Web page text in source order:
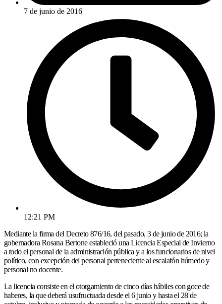
7 de junio de 2016
12:21 PM
Mediante la firma del Decreto 876/16, del pasado, 3 de junio de 2016; la
gobernadora Rosana Bertone estableció una Licencia Especial de Invierno
a todo el personal de la administración pública y a los funcionarios de nivel
político, con excepción del personal perteneciente al escalafón húmedo y
personal no docente.
La licencia consiste en el otorgamiento de cinco días hábiles con goce de
haberes, la que deberá usufructuada desde el 6 junio y hasta el 28 de